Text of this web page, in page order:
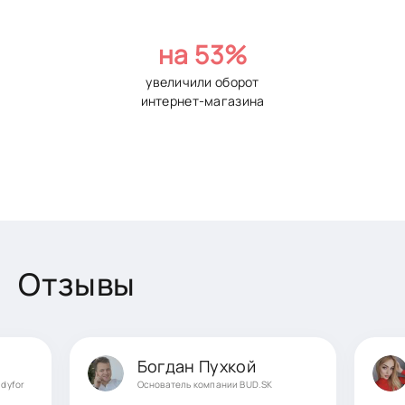
на 53%
увеличили оборот
интернет-магазина
Отзывы
Богдан Пухкой
Основатель компании BUD.SK